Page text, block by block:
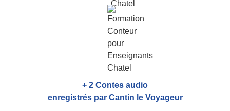
+ 2 Contes audio
enregistrés par Cantin le Voyageur